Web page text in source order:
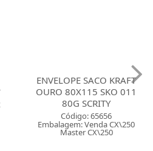
ENVELOPE SACO KRAFT
OURO 80X115 SKO 011
80G SCRITY
Código: 65656
Embalagem: Venda CX\250